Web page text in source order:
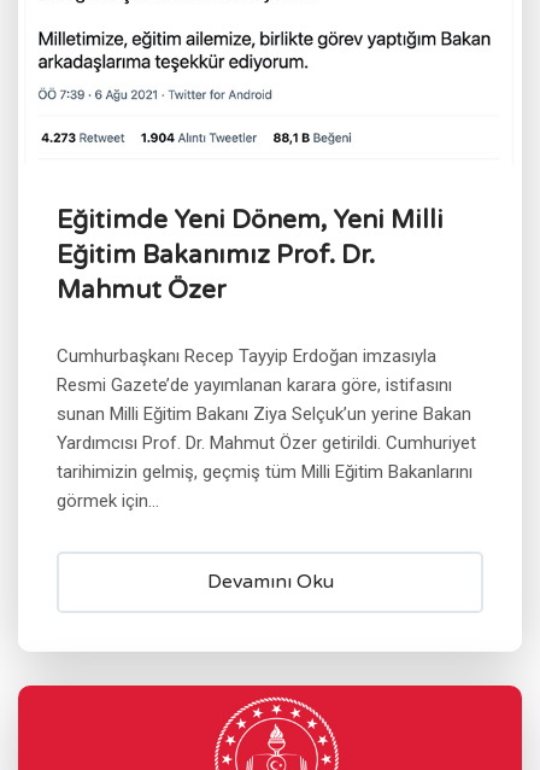
Eğitimde Yeni Dönem, Yeni Milli
Eğitim Bakanımız Prof. Dr.
Mahmut Özer
Cumhurbaşkanı Recep Tayyip Erdoğan imzasıyla
Resmi Gazete’de yayımlanan karara göre, istifasını
sunan Milli Eğitim Bakanı Ziya Selçuk’un yerine Bakan
Yardımcısı Prof. Dr. Mahmut Özer getirildi. Cumhuriyet
tarihimizin gelmiş, geçmiş tüm Milli Eğitim Bakanlarını
görmek için...
Devamını Oku